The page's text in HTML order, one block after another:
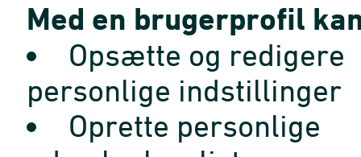
Med en brugerprofil
Opsætte og redigere
personlige indstillinger
Oprette personlige